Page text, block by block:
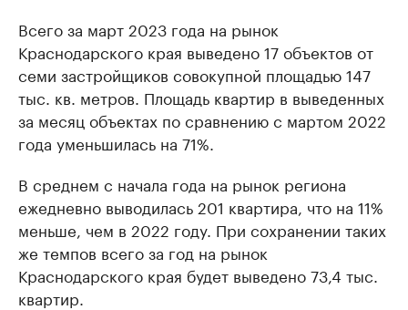
Всего за март 2023 года на рынок
Краснодарского края выведено 17 объектов от
семи застройщиков совокупной площадью 147
тыс. кв. метров. Площадь квартир в выведенных
за месяц объектах по сравнению с мартом 2022
года уменьшилась на 71%.
В среднем с начала года на рынок региона
ежедневно выводилась 201 квартира, что на 11%
меньше, чем в 2022 году. При сохранении таких
же темпов всего за год на рынок
Краснодарского края будет выведено 73,4 тыс.
квартир.